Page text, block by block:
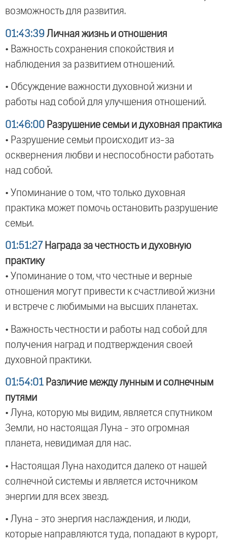
возможность для развития.
01:43:39 Личная жизнь и отношения
• Важность сохранения спокойствия и
наблюдения за развитием отношений.
• Обсуждение важности духовной жизни и
работы над собой для улучшения отношений.
01:46:00 Разрушение семьи и духовная практика
• Разрушение семьи происходит из-за
осквернения любви и неспособности работать
над собой.
• Упоминание о том, что только духовная
практика может помочь остановить разрушение
семьи.
01:51:27 Награда за честность и духовную
практику
• Упоминание о том, что честные и верные
отношения могут привести к счастливой жизни
и встрече с любимыми на высших планетах.
• Важность честности и работы над собой для
получения наград и подтверждения своей
духовной практики.
01:54:01 Различие между лунным и солнечным
путями
• Луна, которую мы видим, является спутником
Земли, но настоящая Луна - это огромная
планета, невидимая для нас.
• Настоящая Луна находится далеко от нашей
солнечной системы и является источником
энергии для всех звезд.
• Луна - это энергия наслаждения, и люди,
которые направляются туда, попадают в курорт,